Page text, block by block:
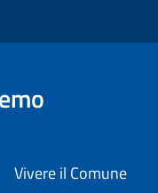
Vivere il Comune